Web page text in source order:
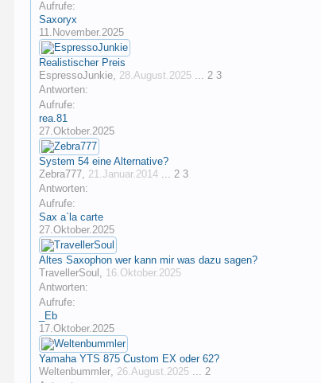
Aufrufe:
Saxoryx
11.November.2025
Realistischer Preis
EspressoJunkie, 28.August.2025 ... 2 3
Antworten:
Aufrufe:
rea.81
27.Oktober.2025
System 54 eine Alternative?
Zebra777, 21.Januar.2014 ... 2 3
Antworten:
Aufrufe:
Sax a`la carte
27.Oktober.2025
Altes Saxophon wer kann mir was dazu sagen?
TravellerSoul , 16.Oktober.2025
Antworten:
Aufrufe:
_Eb
17.Oktober.2025
Yamaha YTS 875 Custom EX oder 62?
Weltenbummler, 26.August.2025 ... 2